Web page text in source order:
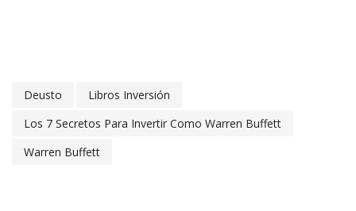
Deusto
Libros Inversión
Los 7 Secretos Para Invertir Como Warren Buffett
Warren Buffett